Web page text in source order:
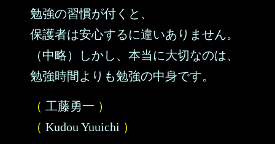
勉強の習慣が付くと、
保護者は安心するに違いありません。
（中略）しかし、本当に大切なのは、
勉強時間よりも勉強の中身です。
（ 工藤勇一 ）
（ Kudou Yuuichi ）